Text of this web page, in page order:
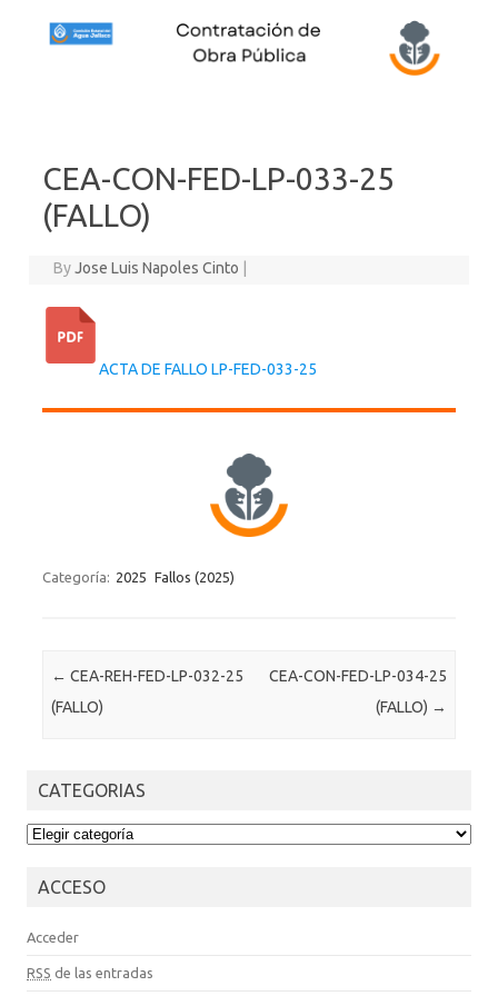
CEA-CON-FED-LP-033-25
(FALLO)
ByJose Luis Napoles Cinto
ACTA DE FALLO LP-FED-033-25
Categoría: 2025 Fallos (2025)
Post navigation
← CEA-REH-FED-LP-032-25
(FALLO)
CEA-CON-FED-LP-034-25
(FALLO) →
CATEGORIAS
CATEGORIAS
ACCESO
Acceder
RSS de las entradas